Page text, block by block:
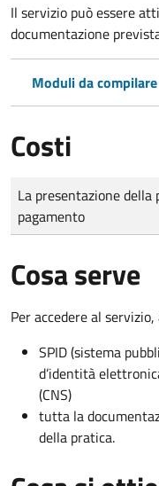
Il servizio può essere
documentazione
Moduli da
Costi
Tipo di pagamento
Importo
La presentazione
pagamento
Cosa serve
Per accedere al
SPID (sistema
d’identità
(CNS)
tutta la
della pratica.